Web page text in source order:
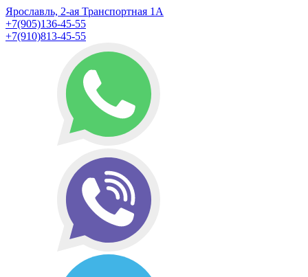
Ярославль, 2-ая Транспортная 1А
+7(905)136-45-55
+7(910)813-45-55